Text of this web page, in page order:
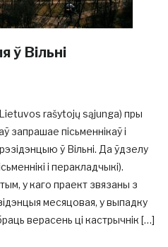
ў Вільні
rašytojų sąjunga) пры
запрашае пісьменнікаў і
ў Вільні. Да ўдзелу
і перакладчыкі).
у каго праект звязаны з
месяцовая, у выпадку
верасень ці кастрычнік […]